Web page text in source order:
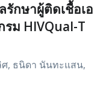
กษาผู้ติดเชื้อเอ
ม HIVQual-T
, ธนิดา นันทะแสน,